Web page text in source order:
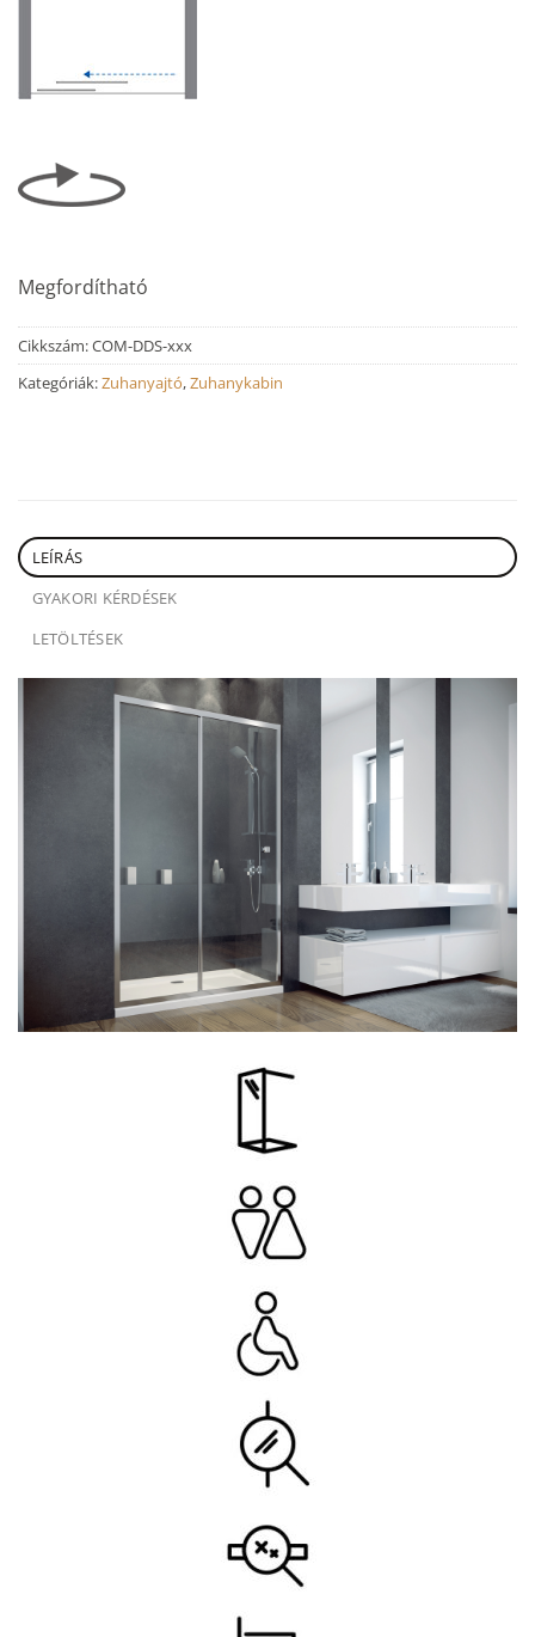
Megfordítható
Cikkszám:COM-DDS-xxx
Kategóriák:Zuhanyajtó,Zuhanykabin
LEÍRÁS
GYAKORI KÉRDÉSEK
LETÖLTÉSEK